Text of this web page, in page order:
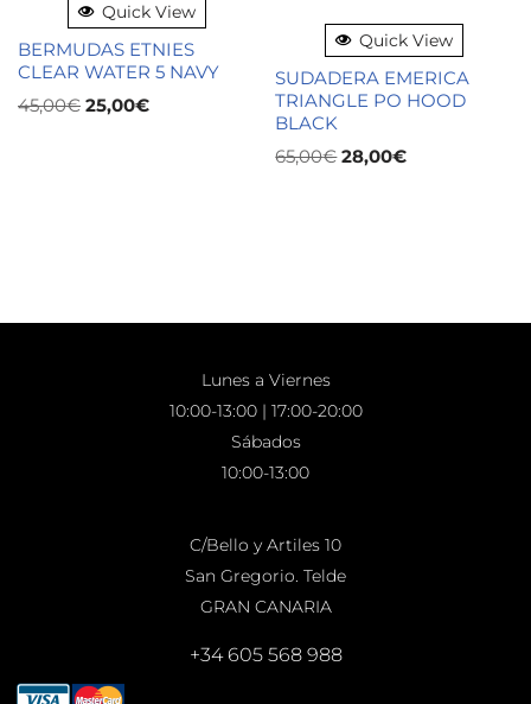
Quick View
BERMUDAS ETNIES
CLEAR WATER 5 NAVY
45,00€ 25,00€
Quick View
SUDADERA EMERICA
TRIANGLE PO HOOD
BLACK
65,00€ 28,00€
Lunes a Viernes
10:00-13:00 | 17:00-20:00
Sábados
10:00-13:00
C/Bello y Artiles 10
San Gregorio. Telde
GRAN CANARIA
+34 605 568 988